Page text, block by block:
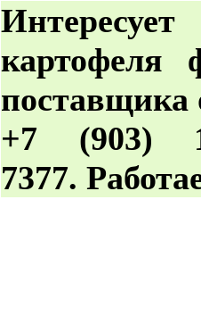
поставщика
+7 (903)
7377.